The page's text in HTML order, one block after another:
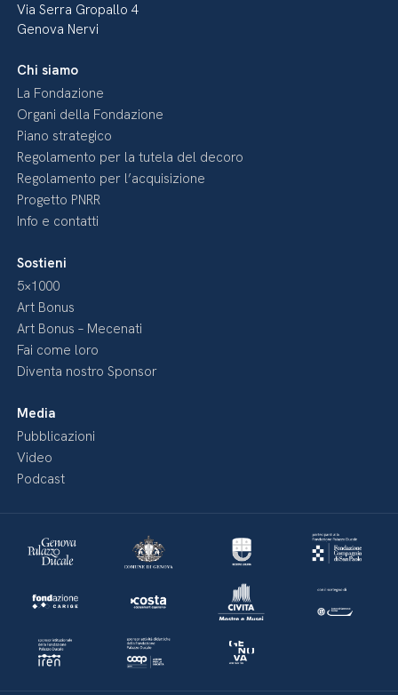
Via Serra Gropallo 4
Genova Nervi
Chi siamo
La Fondazione
Organi della Fondazione
Piano strategico
Regolamento per la tutela del decoro
Regolamento per l’acquisizione
Progetto PNRR
Info e contatti
Sostieni
5×1000
Art Bonus
Art Bonus – Mecenati
Fai come loro
Diventa nostro Sponsor
Media
Pubblicazioni
Video
Podcast